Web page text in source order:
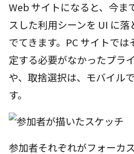
Web サイトになると、今ま
スした利用シーンを UI に
でてきます。PC サイトで
定する必要がなかったプラ
や、取捨選択は、モバイル
す。
参加者それぞれがフォーカ